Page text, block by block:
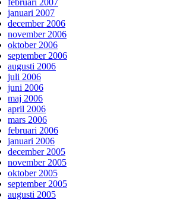
januari 2007
december 2006
november 2006
oktober 2006
september 2006
augusti 2006
juli 2006
juni 2006
maj 2006
april 2006
mars 2006
februari 2006
januari 2006
december 2005
november 2005
oktober 2005
september 2005
augusti 2005